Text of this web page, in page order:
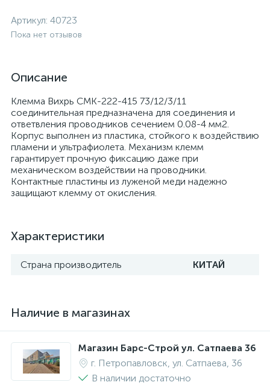
Артикул: 40723
Пока нет отзывов
Описание
Клемма Вихрь СМК-222-415 73/12/3/11
соединительная предназначена для соединения и
ответвления проводников сечением 0.08-4 мм2.
Корпус выполнен из пластика, стойкого к воздействию
пламени и ультрафиолета. Механизм клемм
гарантирует прочную фиксацию даже при
механическом воздействии на проводники.
Контактные пластины из луженой меди надежно
защищают клемму от окисления.
Характеристики
Страна производитель КИТАЙ
Наличие в магазинах
Магазин Барс-Строй ул. Сатпаева 36
г. Петропавловск, ул. Сатпаева, 36
В наличии достаточно